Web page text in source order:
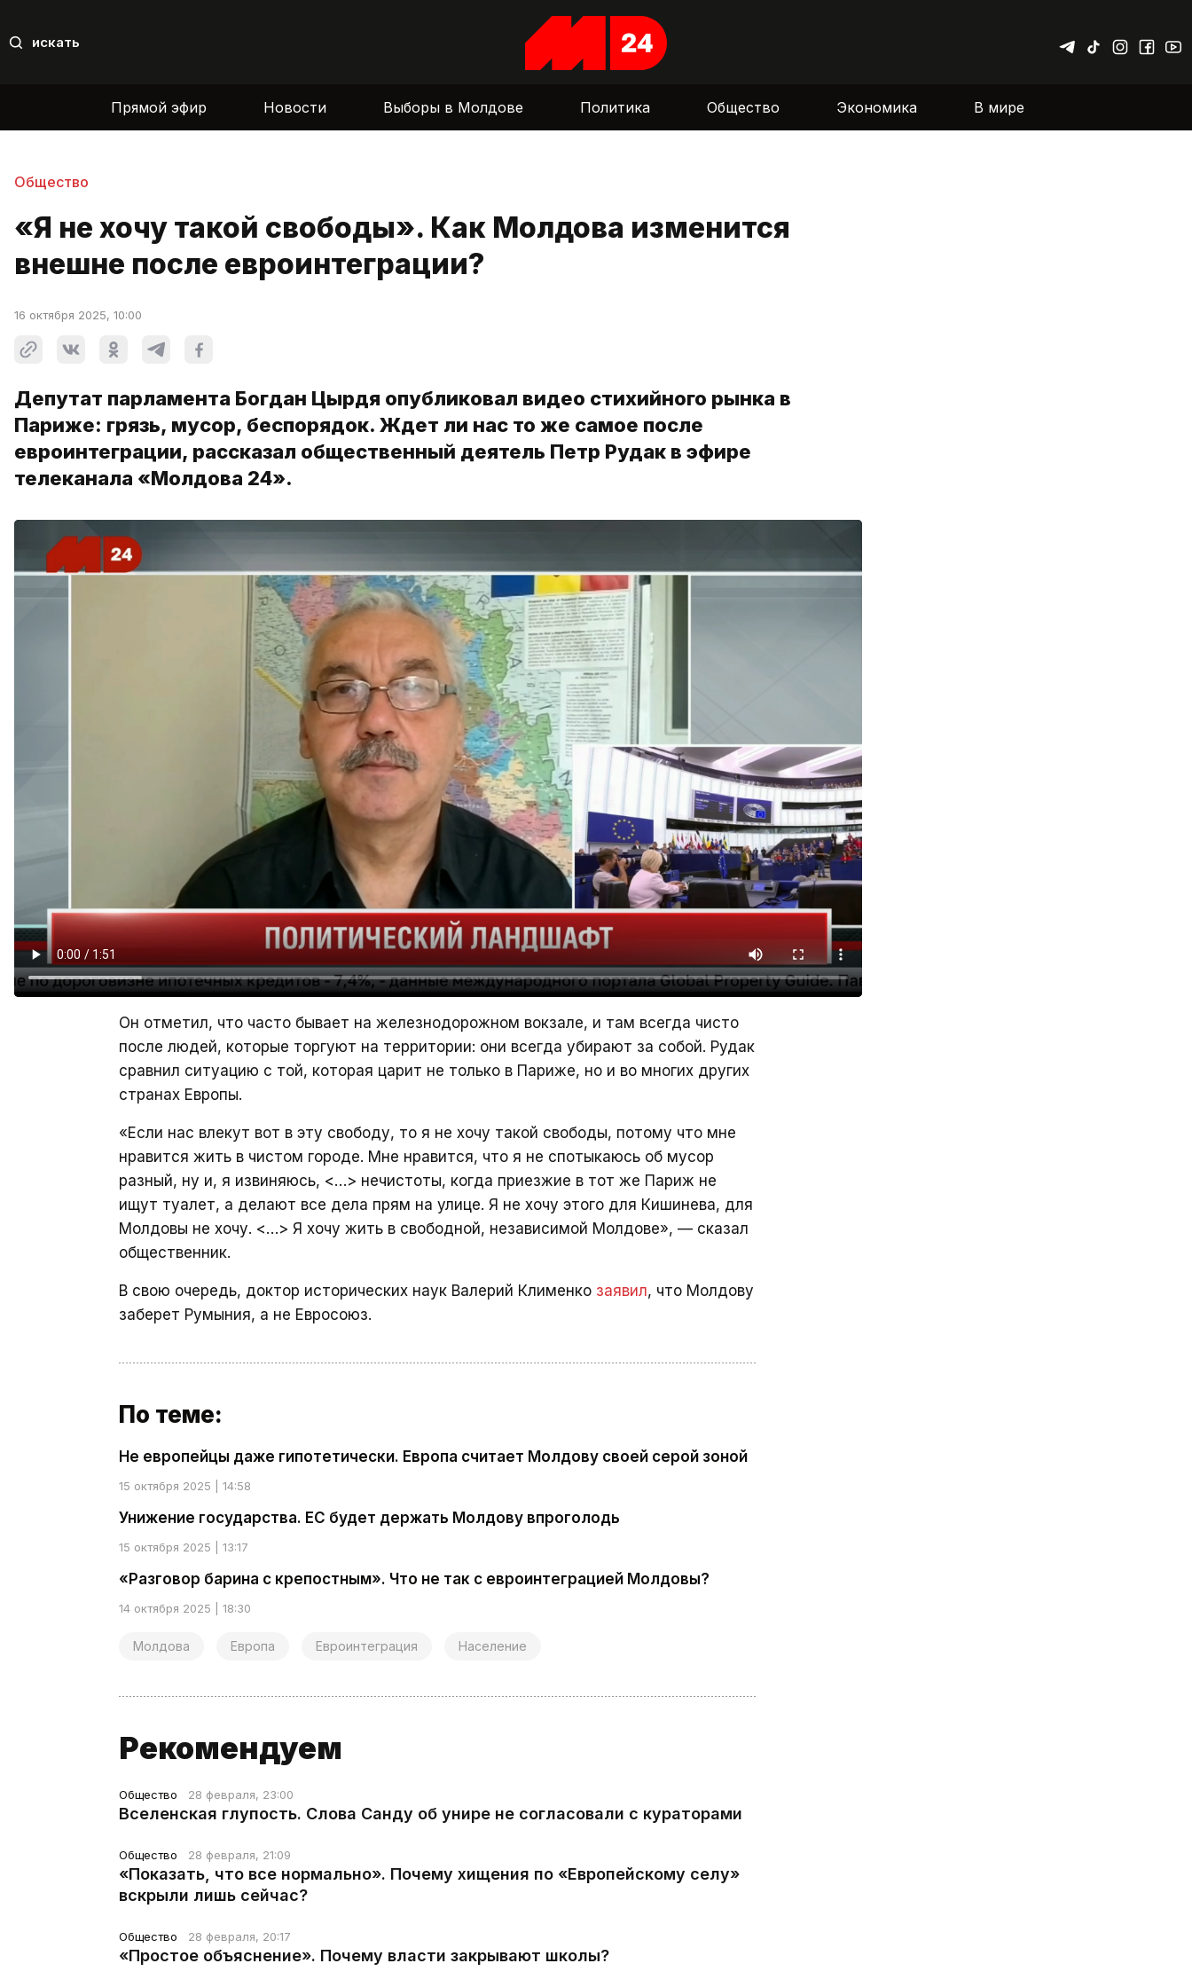
искать
Прямой эфир Новости Выборы в Молдове Политика Общество Экономика В мире
Общество
«Я не хочу такой свободы». Как Молдова изменится
внешне после евроинтеграции?
16 октября 2025, 10:00
Депутат парламента Богдан Цырдя опубликовал видео стихийного рынка в
Париже: грязь, мусор, беспорядок. Ждет ли нас то же самое после
евроинтеграции, рассказал общественный деятель Петр Рудак в эфире
телеканала «Молдова 24».
Он отметил, что часто бывает на железнодорожном вокзале, и там всегда чисто
после людей, которые торгуют на территории: они всегда убирают за собой. Рудак
сравнил ситуацию с той, которая царит не только в Париже, но и во многих других
странах Европы.
«Если нас влекут вот в эту свободу, то я не хочу такой свободы, потому что мне
нравится жить в чистом городе. Мне нравится, что я не спотыкаюсь об мусор
разный, ну и, я извиняюсь, <…> нечистоты, когда приезжие в тот же Париж не
ищут туалет, а делают все дела прям на улице. Я не хочу этого для Кишинева, для
Молдовы не хочу. <…> Я хочу жить в свободной, независимой Молдове», — сказал
общественник.
В свою очередь, доктор исторических наук Валерий Клименко заявил, что Молдову
заберет Румыния, а не Евросоюз.
По теме:
Не европейцы даже гипотетически. Европа считает Молдову своей серой зоной
15 октября 2025 | 14:58
Унижение государства. ЕС будет держать Молдову впроголодь
15 октября 2025 | 13:17
«Разговор барина с крепостным». Что не так с евроинтеграцией Молдовы?
14 октября 2025 | 18:30
Молдова Европа Евроинтеграция Население
Рекомендуем
Общество 28 февраля, 23:00
Вселенская глупость. Слова Санду об унире не согласовали с кураторами
Общество 28 февраля, 21:09
«Показать, что все нормально». Почему хищения по «Европейскому селу»
вскрыли лишь сейчас?
Общество 28 февраля, 20:17
«Простое объяснение». Почему власти закрывают школы?